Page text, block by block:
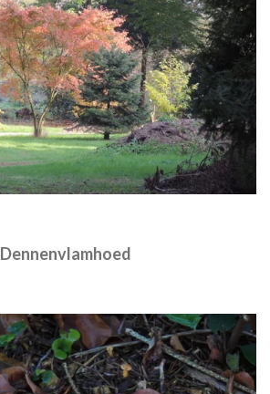
Dennenvlamhoed